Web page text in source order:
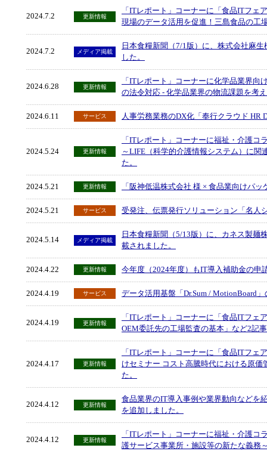
2024.7.2 更新情報
「ITレポート」コーナーに「食品ITフェ
現場のデータ活用を促進！三島食品の工
2024.7.2 メディア掲載
日本食糧新聞（7/1版）に、株式会社麻
した。
2024.6.28 更新情報
「ITレポート」コーナーに化学品業界向
の法令対応 - 化学品業界の物流課題を考
2024.6.11 サービス 人事労務業務のDX化「奉行クラウド HR
2024.5.24 更新情報
「ITレポート」コーナーに福祉・介護
～LIFE（科学的介護情報システム）に関
た。
2024.5.21 更新情報 「阪神低温株式会社 様 × 食品業向けパ
2024.5.21 サービス 受発注、伝票発行ソリューション「名人
2024.5.14 メディア掲載
日本食糧新聞（5/13版）に、カネス製麺
載されました。
2024.4.22 更新情報 今年度（2024年度）もIT導入補助金の申
2024.4.19 サービス データ活用基盤「Dr.Sum / MotionBoard
2024.4.19 更新情報
「ITレポート」コーナーに「食品ITフェ
OEM委託先の工場監査の基本」など2記
2024.4.17 更新情報
「ITレポート」コーナーに「食品ITフェ
けセミナー コスト高騰時代における原
た。
2024.4.12 更新情報
食品業界のIT導入事例や業界動向などを
を追加しました。
2024.4.12 更新情報
「ITレポート」コーナーに福祉・介護コ
護サービス事業所・施設等の新たな義務